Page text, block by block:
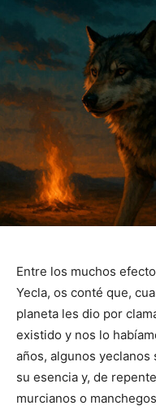
Entre los muchos
Yecla, os conté que,
planeta les dio por
existido y nos lo
años, algunos
su esencia y, de
murcianos o